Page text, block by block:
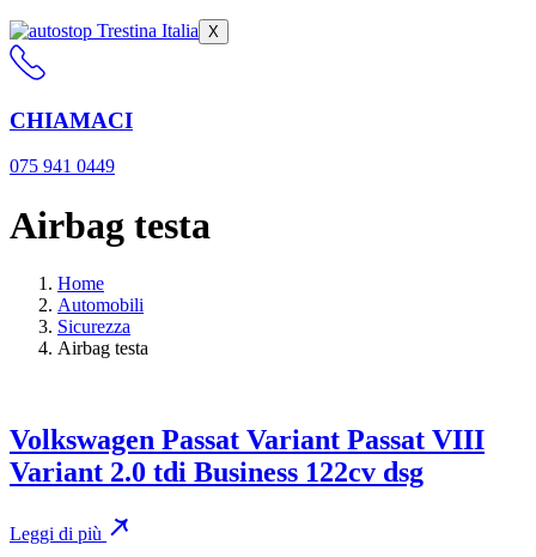
X
CHIAMACI
075 941 0449
Airbag testa
Home
Automobili
Sicurezza
Airbag testa
Volkswagen Passat Variant Passat VIII
Variant 2.0 tdi Business 122cv dsg
Leggi di più